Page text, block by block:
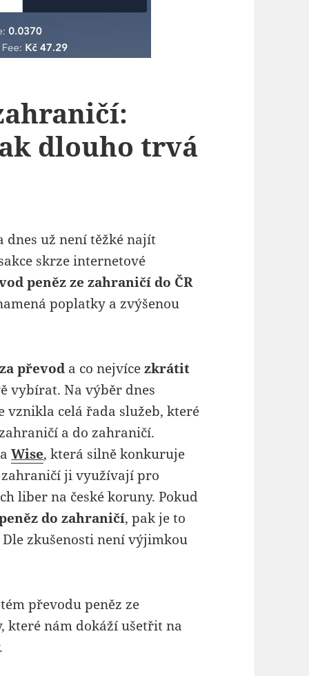
dlouho trvá
dnes už není těžké najít
skrze internetové
peněz ze zahraničí do ČR
poplatky a zvýšenou
převod a co nejvícezkrátit
vybírat. Na výběr dnes
vznikla celá řada služeb, které
a do zahraničí.
Wise, která silně konkuruje
ji využívají pro
liber na české koruny. Pokud
do zahraničí, pak je to
zkušenosti není výjimkou
převodu peněz ze
které nám dokáží ušetřit na